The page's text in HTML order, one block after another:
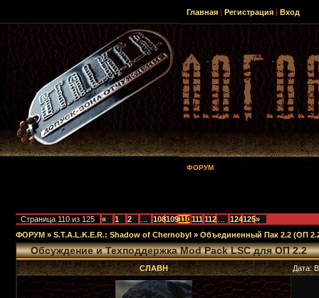
Главная | Регистрация | Вход
ФОРУМ
Страница 110 из 125 « 1 2 108109110111 112 124125»
ФОРУМ » S.T.A.L.K.E.R.: Shadow of Chernobyl » Объединенный Пак 2.2 (ОП
Обсуждение и Техподдержка Mod Pack LSC для ОП 2.2
СЛАВН Дата: